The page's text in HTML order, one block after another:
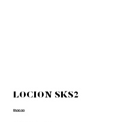
LOCION SKS2
Precio
$500.00